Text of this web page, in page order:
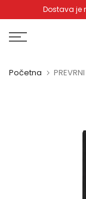
sadržaj
Dostava je
Početna